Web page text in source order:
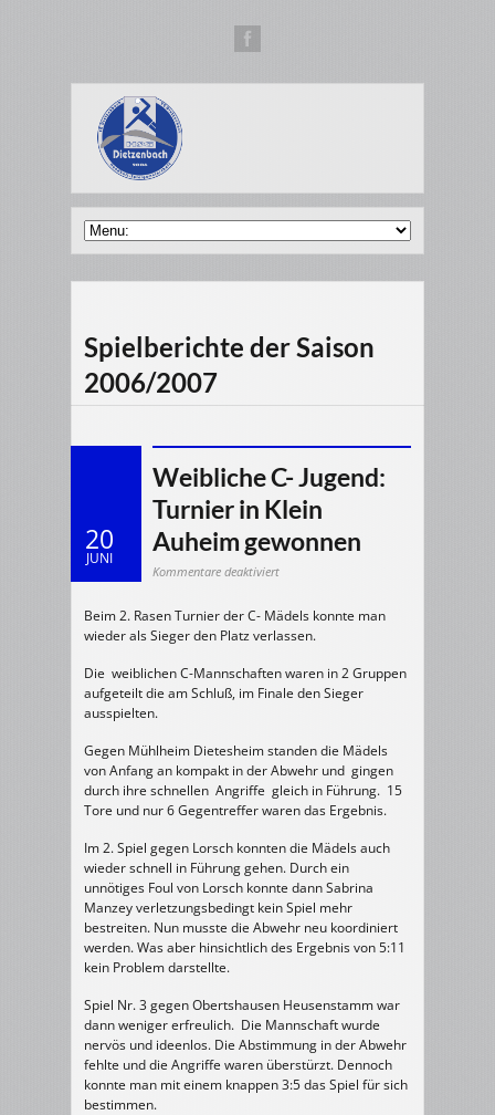
Spielberichte der Saison
2006/2007
20
JUNI
Weibliche C- Jugend:
Turnier in Klein
Auheim gewonnen
Kommentare deaktiviertfür
Turnier
in
Klein
Beim 2. Rasen Turnier der C- Mädels konnte man
wieder als Sieger den Platz verlassen.
Die weiblichen C-Mannschaften waren in 2 Gruppen
aufgeteilt die am Schluß, im Finale den Sieger
ausspielten.
Gegen Mühlheim Dietesheim standen die Mädels
von Anfang an kompakt in der Abwehr und gingen
durch ihre schnellen Angriffe gleich in Führung. 15
Tore und nur 6 Gegentreffer waren das Ergebnis.
Im 2. Spiel gegen Lorsch konnten die Mädels auch
wieder schnell in Führung gehen. Durch ein
unnötiges Foul von Lorsch konnte dann Sabrina
Manzey verletzungsbedingt kein Spiel mehr
bestreiten. Nun musste die Abwehr neu koordiniert
werden. Was aber hinsichtlich des Ergebnis von 5:11
kein Problem darstellte.
Spiel Nr. 3 gegen Obertshausen Heusenstamm war
dann weniger erfreulich. Die Mannschaft wurde
nervös und ideenlos. Die Abstimmung in der Abwehr
fehlte und die Angriffe waren überstürzt. Dennoch
konnte man mit einem knappen 3:5 das Spiel für sich
bestimmen.